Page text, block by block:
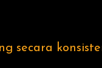
secara